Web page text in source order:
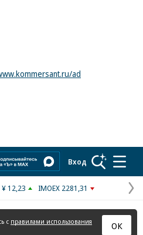
ad
Вход
¥ 12,23 IMOEX 2281,31
с правилами использования
ОК